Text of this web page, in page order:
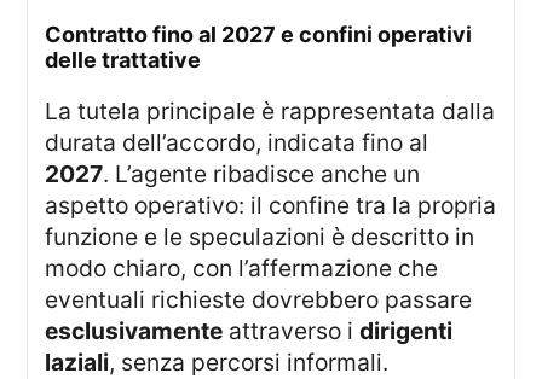
contratto fino al 2027 e confini operativi
delle trattative
La tutela principale è rappresentata dalla
durata dell’accordo, indicata fino al
2027. L’agente ribadisce anche un
aspetto operativo: il confine tra la propria
funzione e le speculazioni è descritto in
modo chiaro, con l’affermazione che
eventuali richieste dovrebbero passare
esclusivamente attraverso idirigenti
laziali, senza percorsi informali.